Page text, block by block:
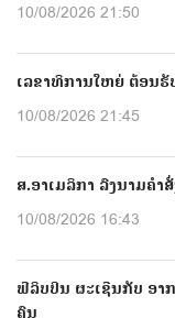
10/08/2026 21:50
ເລຂາທິການໃຫຍ່ ຕ້ອນ
10/08/2026 21:45
ສ.ອາເມລິກາ ລົງນາມຄຳ
10/08/2026 16:43
ຟີລິບປິນ ຜະເຊີນກັບ ອາ
ຄົນ